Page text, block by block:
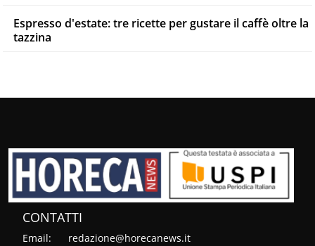
Espresso d'estate: tre ricette per gustare il caffè oltre la
tazzina
CONTATTI
Email: redazione@horecanews.it